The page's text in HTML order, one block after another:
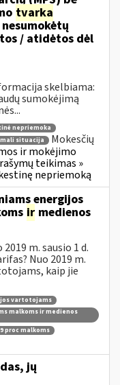
tvarka
/ atidėtos dėl
skelbiama:
sumokėjimą
nepriemoka
situacija
Mokesčių
ir mokėjimo
teikimas »
nepriemoką
energijos
ir medienos
m. sausio 1 d.
Nuo 2019 m.
kaip jie
vartotojams
malkoms ir medienos
9 proc malkoms
jų